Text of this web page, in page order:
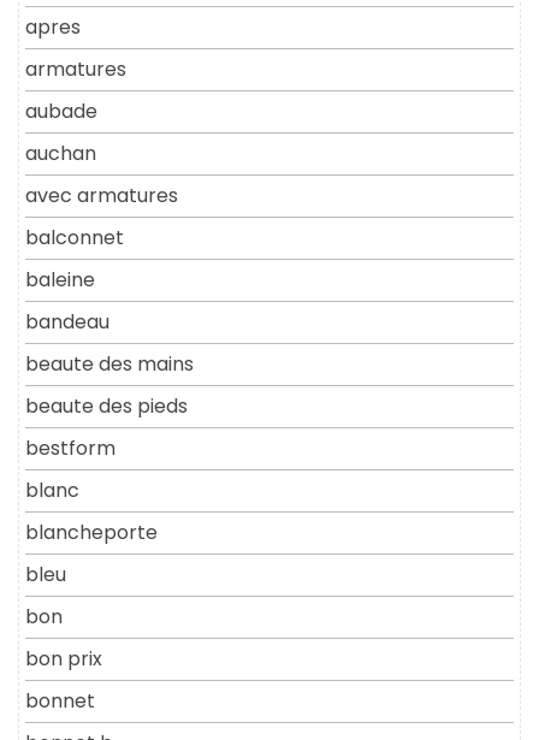
apres
armatures
aubade
auchan
avec armatures
balconnet
baleine
bandeau
beaute des mains
beaute des pieds
bestform
blanc
blancheporte
bleu
bon
bon prix
bonnet